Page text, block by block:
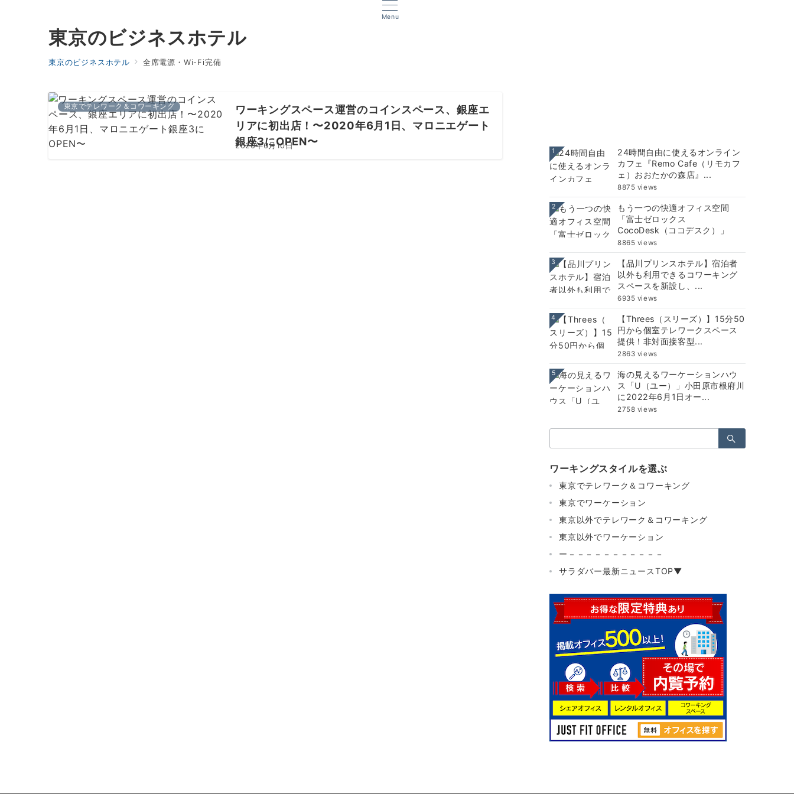
Menu
東京のビジネスホテル
東京のビジネスホテル 全席電源・Wi-Fi完備
東京でテレワーク＆コワーキング
ワーキングスペース運営のコインスペース、銀座エ
リアに初出店！〜2020年6月1日、マロニエゲート
銀座3にOPEN〜
2020年6月10日
1
24時間自由に使えるオンライン
カフェ『Remo Cafe（リモカフ
ェ）おおたかの森店』...
8875 views
2
もう一つの快適オフィス空間
「富士ゼロックス
CocoDesk（ココデスク）」
8865 views
3
【品川プリンスホテル】宿泊者
以外も利用できるコワーキング
スペースを新設し、...
6935 views
4
【Threes（スリーズ）】15分50
円から個室テレワークスペース
提供！非対面接客型...
2863 views
5
海の見えるワーケーションハウ
ス「U（ユー）」小田原市根府川
に2022年6月1日オー...
2758 views
索：
ワーキングスタイルを選ぶ
東京でテレワーク＆コワーキング
東京でワーケーション
東京以外でテレワーク＆コワーキング
東京以外でワーケーション
ー－－－－－－－－－－－
サラダバー最新ニュースTOP▼